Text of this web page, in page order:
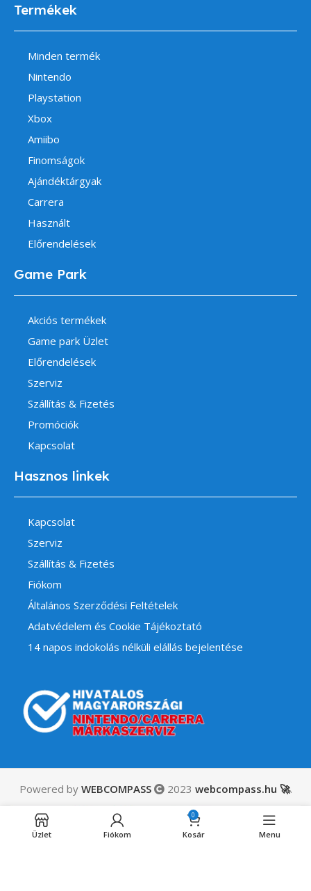
Termékek
Minden termék
Nintendo
Playstation
Xbox
Amiibo
Finomságok
Ajándéktárgyak
Carrera
Használt
Előrendelések
Game Park
Akciós termékek
Game park Üzlet
Előrendelések
Szerviz
Szállítás & Fizetés
Promóciók
Kapcsolat
Hasznos linkek
Kapcsolat
Szerviz
Szállítás & Fizetés
Fiókom
Általános Szerződési Feltételek
Adatvédelem és Cookie Tájékoztató
14 napos indokolás nélküli elállás bejelentése
Powered by WEBCOMPASS 2023 webcompass.hu 🚀.
Star Wars
Zero
Előrendelői
22,990
tartalmaz
Engedélyezett
utánrendelésre
Üzlet Fiókom
0
Kosár Menu